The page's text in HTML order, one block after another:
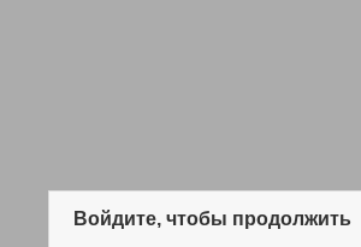
Войдите, чтобы продолжить